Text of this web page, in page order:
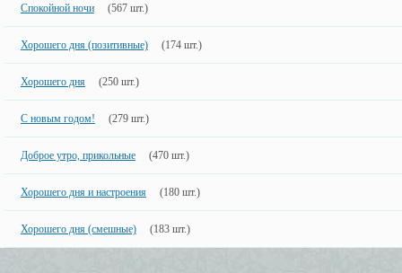
Спокойной ночи (567 шт.)
Хорошего дня (позитивные) (174 шт.)
Хорошего дня (250 шт.)
С новым годом! (279 шт.)
Доброе утро, прикольные (470 шт.)
Хорошего дня и настроения (180 шт.)
Хорошего дня (смешные) (183 шт.)